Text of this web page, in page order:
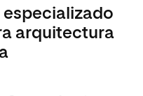
especializado
arquitectura